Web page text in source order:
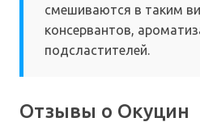
смешиваются в таким
консервантов,
подсластителей.
Отзывы о Окуцин